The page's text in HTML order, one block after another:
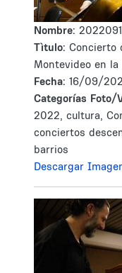
Nombre:
Tìtulo: Concierto
Montevideo en
Fecha: 16/09/
Categorías Foto/
2022, cultura,
conciertos
barrios
Descargar